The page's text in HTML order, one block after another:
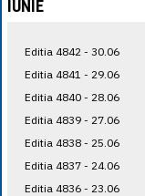
IUNIE
Editia 4842 - 30.06
Editia 4841 - 29.06
Editia 4840 - 28.06
Editia 4839 - 27.06
Editia 4838 - 25.06
Editia 4837 - 24.06
Editia 4836 - 23.06